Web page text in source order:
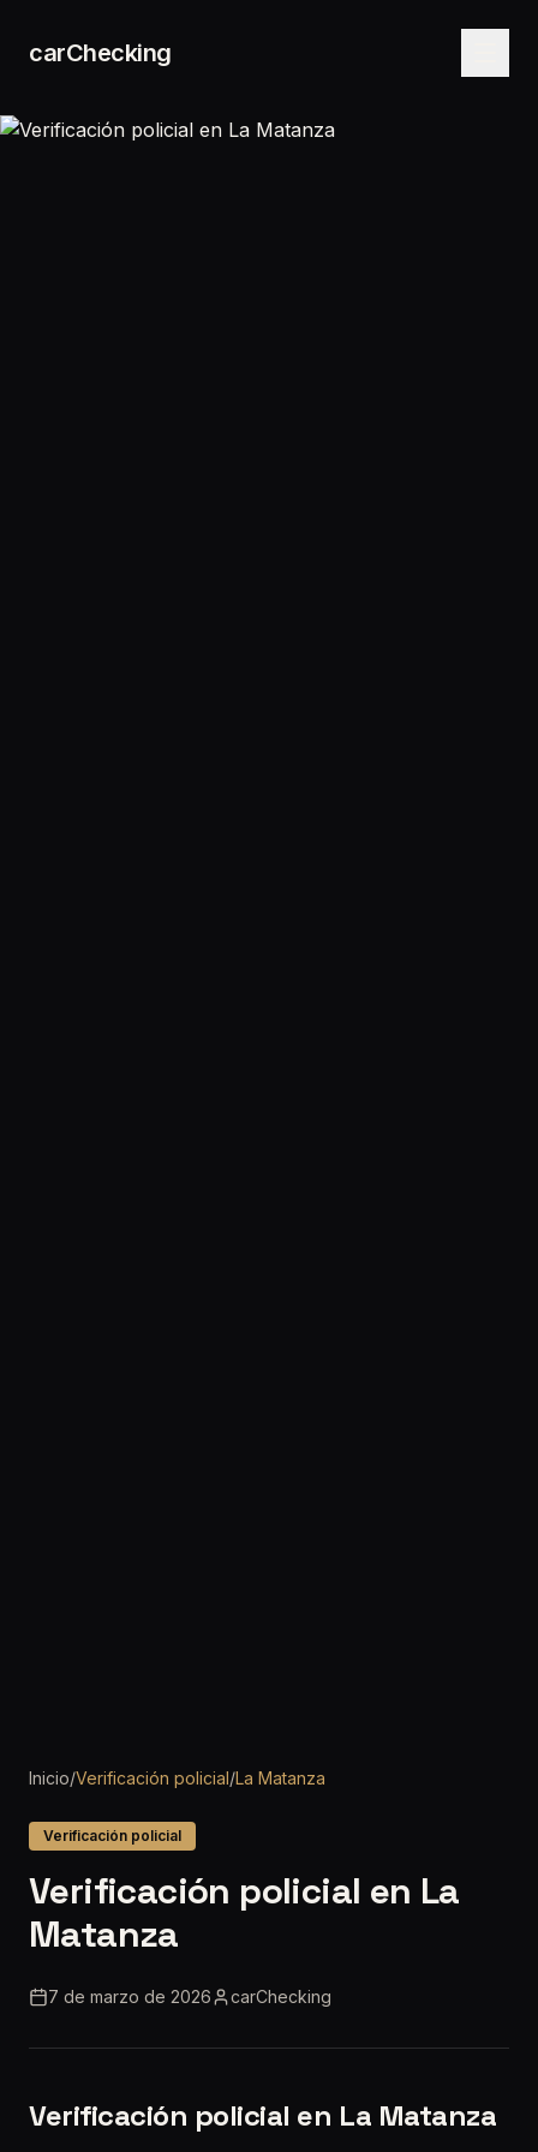
carChecking
Inicio/Verificación policial/La Matanza
Verificación policial
Verificación policial en La
Matanza
7 de marzo de 2026 carChecking
Verificación policial en La Matanza